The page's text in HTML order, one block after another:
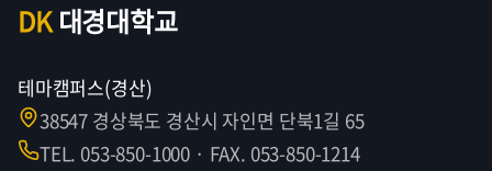
DK대경대학교
테마캠퍼스(경산)
38547 경상북도 경산시 자인면 단북1길 65
TEL. 053-850-1000 · FAX. 053-850-1214